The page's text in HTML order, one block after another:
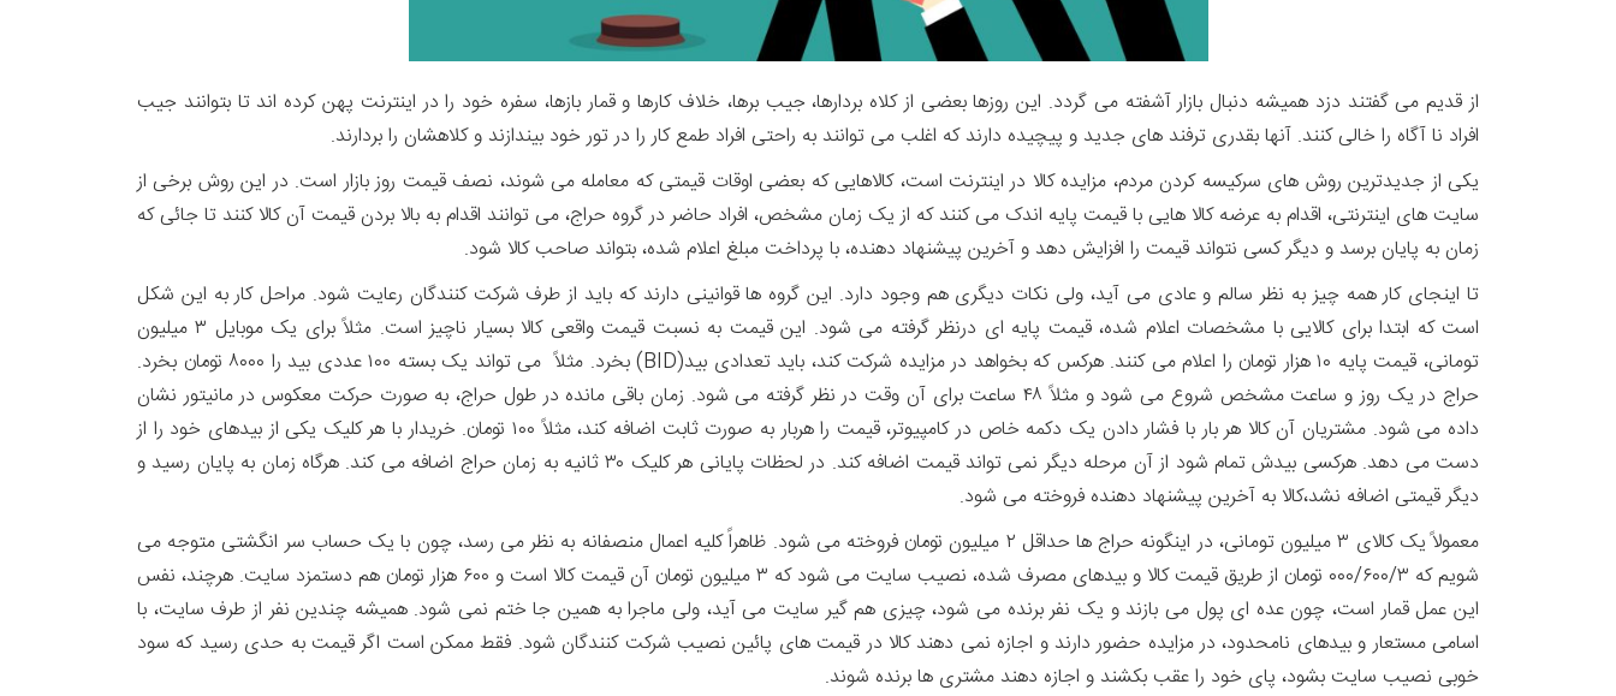
از قدیم می گفتند دزد همیشه دنبال بازار آشفته می گردد. این روزها بعضی از کلاه بردارها، جیب برها، خلاف کارها و قمار بازها، سفره خود را در اینترنت پهن کرده اند تا بتوانند جیب
افراد نا آگاه را خالی کنند. آنها بقدری ترفند های جدید و پیچیده دارند که اغلب می توانند به راحتی افراد طمع کار را در تور خود بیندازند و کلاهشان را بردارند.
یکی از جدیدترین روش های سرکیسه کردن مردم، مزایده کالا در اینترنت است، کالاهایی که بعضی اوقات قیمتی که معامله می شوند، نصف قیمت روز بازار است. در این روش برخی از
سایت های اینترنتی، اقدام به عرضه کالا هایی با قیمت پایه اندک می کنند که از یک زمان مشخص، افراد حاضر در گروه حراج، می توانند اقدام به بالا بردن قیمت آن کالا کنند تا جائی که
زمان به پایان برسد و دیگر کسی نتواند قیمت را افزایش دهد و آخرین پیشنهاد دهنده، با پرداخت مبلغ اعلام شده، بتواند صاحب کالا شود.
تا اینجای کار همه چیز به نظر سالم و عادی می آید، ولی نکات دیگری هم وجود دارد. این گروه ها قوانینی دارند که باید از طرف شرکت کنندگان رعایت شود. مراحل کار به این شکل
است که ابتدا برای کالایی با مشخصات اعلام شده، قیمت پایه ای درنظر گرفته می شود. این قیمت به نسبت قیمت واقعی کالا بسیار ناچیز است. مثلاً برای یک موبایل ۳ میلیون
تومانی، قیمت پایه ۱۰ هزار تومان را اعلام می کنند. هرکس که بخواهد در مزایده شرکت کند، باید تعدادی بید(BID) بخرد. مثلاً می تواند یک بسته ۱۰۰ عددی بید را ۸۰۰۰ تومان بخرد.
حراج در یک روز و ساعت مشخص شروع می شود و مثلاً ۴۸ ساعت برای آن وقت در نظر گرفته می شود. زمان باقی مانده در طول حراج، به صورت حرکت معکوس در مانیتور نشان
داده می شود. مشتریان آن کالا هر بار با فشار دادن یک دکمه خاص در کامپیوتر، قیمت را هربار به صورت ثابت اضافه کند، مثلاً ۱۰۰ تومان. خریدار با هر کلیک یکی از بیدهای خود را از
دست می دهد. هرکسی بیدش تمام شود از آن مرحله دیگر نمی تواند قیمت اضافه کند. در لحظات پایانی هر کلیک ۳۰ ثانیه به زمان حراج اضافه می کند. هرگاه زمان به پایان رسید و
دیگر قیمتی اضافه نشد،کالا به آخرین پیشنهاد دهنده فروخته می شود.
معمولاً یک کالای ۳ میلیون تومانی، در اینگونه حراج ها حداقل ۲ میلیون تومان فروخته می شود. ظاهراً کلیه اعمال منصفانه به نظر می رسد، چون با یک حساب سر انگشتی متوجه می
شویم که ۰۰۰/۶۰۰/۳ تومان از طریق قیمت کالا و بیدهای مصرف شده، نصیب سایت می شود که ۳ میلیون تومان آن قیمت کالا است و ۶۰۰ هزار تومان هم دستمزد سایت. هرچند، نفس
این عمل قمار است، چون عده ای پول می بازند و یک نفر برنده می شود، چیزی هم گیر سایت می آید، ولی ماجرا به همین جا ختم نمی شود. همیشه چندین نفر از طرف سایت، با
اسامی مستعار و بیدهای نامحدود، در مزایده حضور دارند و اجازه نمی دهند کالا در قیمت های پائین نصیب شرکت کنندگان شود. فقط ممکن است اگر قیمت به حدی رسید که سود
خوبی نصیب سایت بشود، پای خود را عقب بکشند و اجازه دهند مشتری ها برنده شوند.